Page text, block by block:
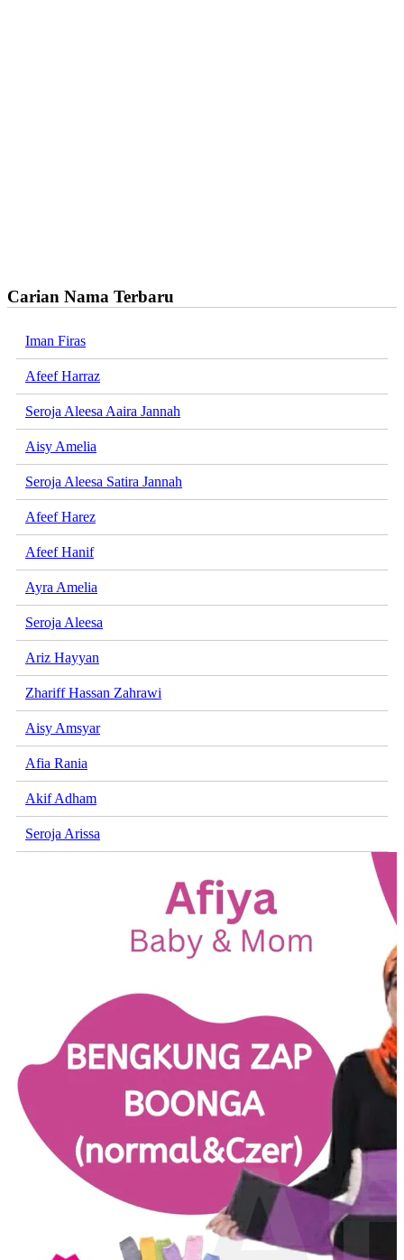
Carian Nama Terbaru
Iman Firas
Afeef Harraz
Seroja Aleesa Aaira Jannah
Aisy Amelia
Seroja Aleesa Satira Jannah
Afeef Harez
Afeef Hanif
Ayra Amelia
Seroja Aleesa
Ariz Hayyan
Zhariff Hassan Zahrawi
Aisy Amsyar
Afia Rania
Akif Adham
Seroja Arissa